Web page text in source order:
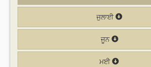
ਜੁਲਾਈ
ਜੂਨ
ਮਈ